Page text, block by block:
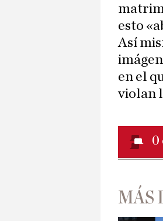
esto
Así
en el
violan
0
MÁS